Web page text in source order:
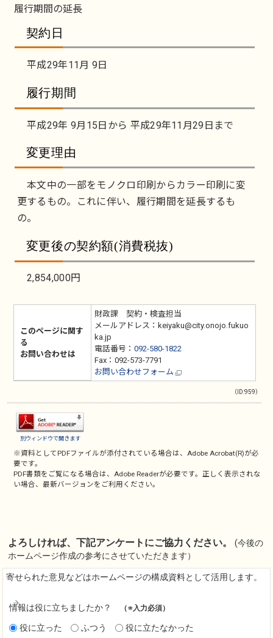
履行期間の延長
契約日
平成29年11月 9日
履行期間
平成29年 9月15日から 平成29年11月29日まで
変更理由
本文中の一部をモノクロ印刷からカラー印刷に変
更するもの。これに伴い、履行期間を延長するも
の。
変更後の契約額(消費税抜)
2,854,000円
このページに関す
る
お問い合わせは
財政課 契約・検査担当
メールアドレス：keiyaku@city.onojo.fukuo
ka.jp
電話番号： 092-580-1822
Fax：092-573-7791
お問い合わせフォーム
（ID:959）
別ウィンドウで開きます
※資料としてPDFファイルが添付されている場合は、Adobe Acrobat(R)が必
要です。
PDF書類をご覧になる場合は、Adobe Readerが必要です。正しく表示されな
い場合、最新バージョンをご利用ください。